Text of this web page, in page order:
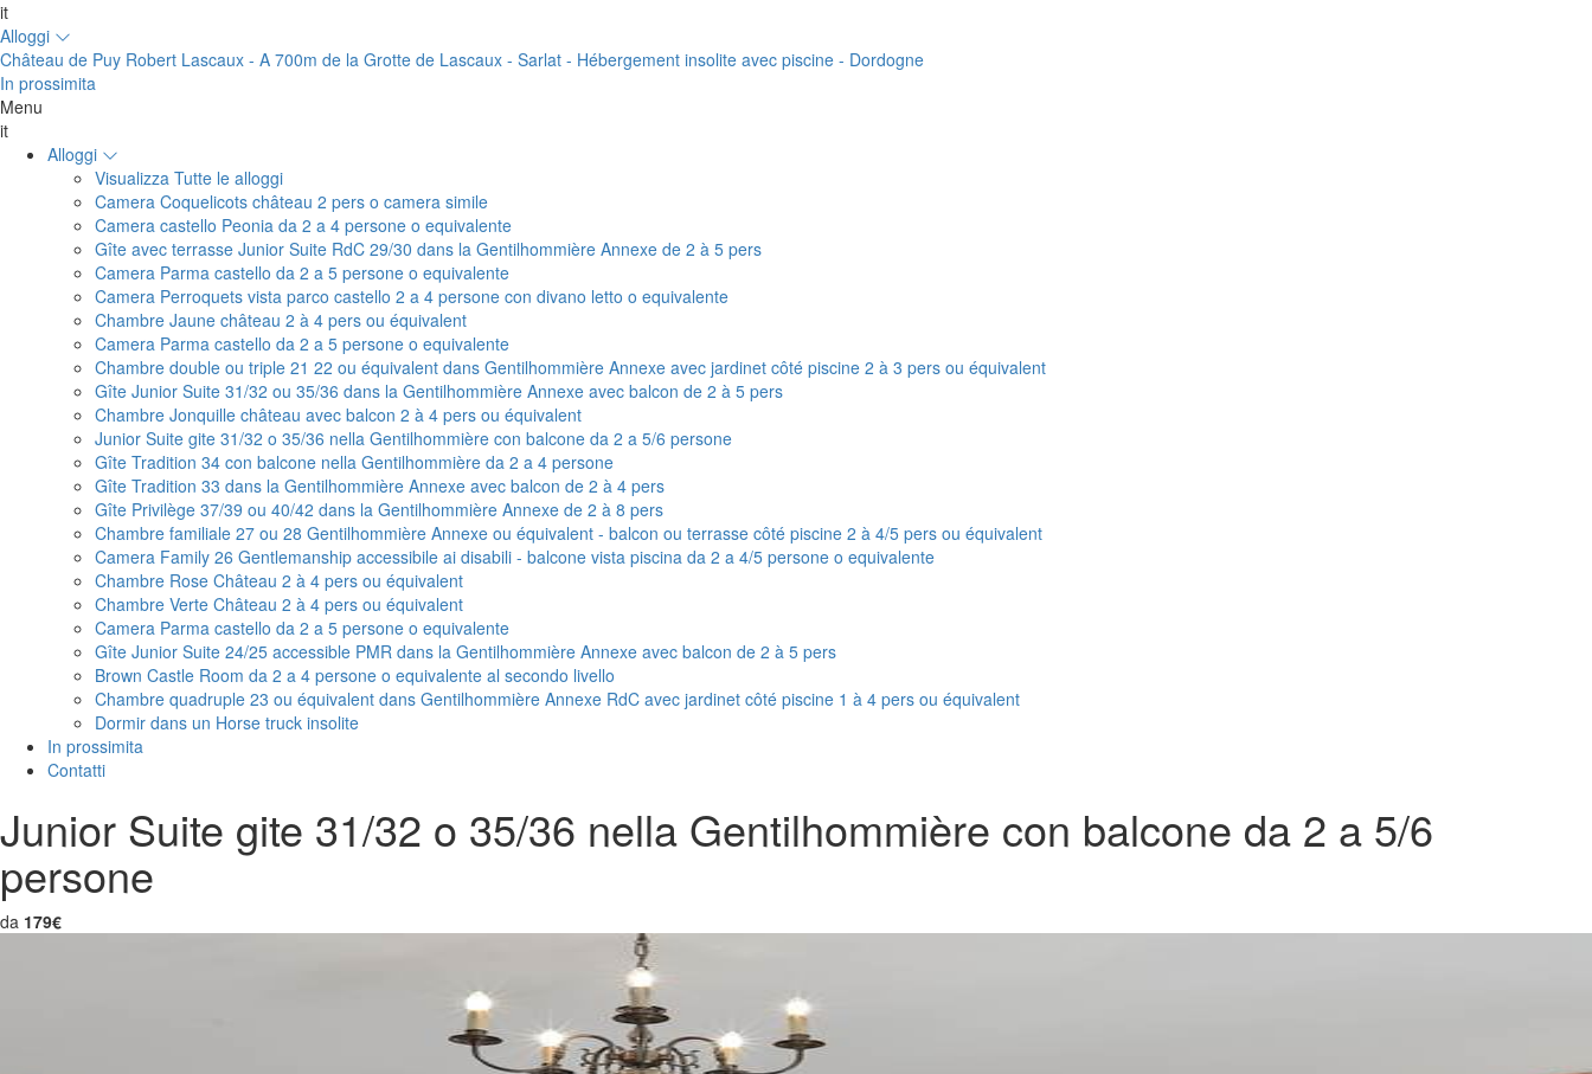
it
Alloggi
Château de Puy Robert Lascaux - A 700m de la Grotte de Lascaux - Sarlat - Hébergement insolite avec piscine - Dordogne
In prossimita
Menu
it
Alloggi
Visualizza Tutte le alloggi
Camera Coquelicots château 2 pers o camera simile
Camera castello Peonia da 2 a 4 persone o equivalente
Gîte avec terrasse Junior Suite RdC 29/30 dans la Gentilhommière Annexe de 2 à 5 pers
Camera Parma castello da 2 a 5 persone o equivalente
Camera Perroquets vista parco castello 2 a 4 persone con divano letto o equivalente
Chambre Jaune château 2 à 4 pers ou équivalent
Camera Parma castello da 2 a 5 persone o equivalente
Chambre double ou triple 21 22 ou équivalent dans Gentilhommière Annexe avec jardinet côté piscine 2 à 3 pers ou équivalent
Gîte Junior Suite 31/32 ou 35/36 dans la Gentilhommière Annexe avec balcon de 2 à 5 pers
Chambre Jonquille château avec balcon 2 à 4 pers ou équivalent
Junior Suite gite 31/32 o 35/36 nella Gentilhommière con balcone da 2 a 5/6 persone
Gîte Tradition 34 con balcone nella Gentilhommière da 2 a 4 persone
Gîte Tradition 33 dans la Gentilhommière Annexe avec balcon de 2 à 4 pers
Gîte Privilège 37/39 ou 40/42 dans la Gentilhommière Annexe de 2 à 8 pers
Chambre familiale 27 ou 28 Gentilhommière Annexe ou équivalent - balcon ou terrasse côté piscine 2 à 4/5 pers ou équivalent
Camera Family 26 Gentlemanship accessibile ai disabili - balcone vista piscina da 2 a 4/5 persone o equivalente
Chambre Rose Château 2 à 4 pers ou équivalent
Chambre Verte Château 2 à 4 pers ou équivalent
Camera Parma castello da 2 a 5 persone o equivalente
Gîte Junior Suite 24/25 accessible PMR dans la Gentilhommière Annexe avec balcon de 2 à 5 pers
Brown Castle Room da 2 a 4 persone o equivalente al secondo livello
Chambre quadruple 23 ou équivalent dans Gentilhommière Annexe RdC avec jardinet côté piscine 1 à 4 pers ou équivalent
Dormir dans un Horse truck insolite
In prossimita
Contatti
Junior Suite gite 31/32 o 35/36 nella Gentilhommière con balcone da 2 a 5/6
persone
da 179€